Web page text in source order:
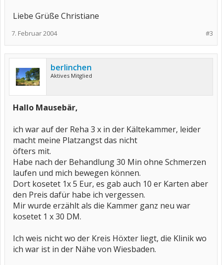
Liebe Grüße Christiane
#3
7. Februar 2004
berlinchen
Aktives Mitglied
Hallo Mausebär,
ich war auf der Reha 3 x in der Kältekammer, leider
macht meine Platzangst das nicht
öfters mit.
Habe nach der Behandlung 30 Min ohne Schmerzen
laufen und mich bewegen können.
Dort kosetet 1x 5 Eur, es gab auch 10 er Karten aber
den Preis dafür habe ich vergessen.
Mir wurde erzählt als die Kammer ganz neu war
kosetet 1 x 30 DM.
Ich weis nicht wo der Kreis Höxter liegt, die Klinik wo
ich war ist in der Nähe von Wiesbaden.